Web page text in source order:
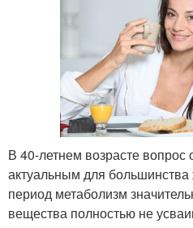
В 40-летнем возрасте вопрос
актуальным для
период метаболизм
вещества полностью не